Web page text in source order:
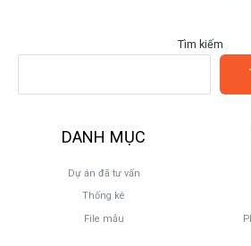
Tìm kiếm
DANH MỤC
Dự án đã tư vấn
Thống kê
File mẫu